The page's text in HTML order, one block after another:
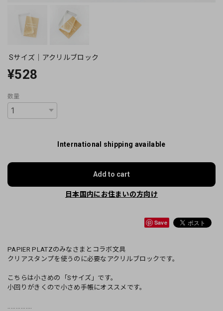
Sサイズ｜アクリルブロック
¥528
数量
International shipping available
Add to cart
日本国内にお住まいの方向け
Save
PAPIER PLATZのみなさまとコラボ文具
クリアスタンプを使うのに必要なアクリルブロックです。
こちらは小さめの「Sサイズ」です。
小回りがきくので小さめ手帳にオススメです。
...............